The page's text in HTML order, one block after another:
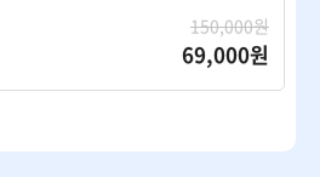
150,000원
69,000원